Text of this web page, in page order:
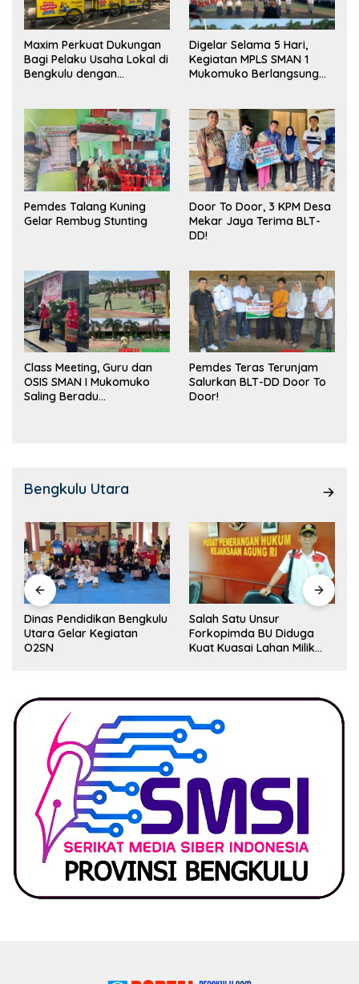
Maxim Perkuat Dukungan
Bagi Pelaku Usaha Lokal di
Bengkulu dengan
Pasar
Digelar Selama 5 Hari,
Kegiatan MPLS SMAN 1
Mukomuko Berlangsung
Pemdes Talang Kuning
Gelar Rembug Stunting
Door To Door, 3 KPM Desa
Mekar Jaya Terima BLT-
DD!
Class Meeting, Guru dan
OSIS SMAN I Mukomuko
Saling Beradu
Pemdes Teras Terunjam
Salurkan BLT-DD Door To
Door!
Bengkulu Utara
Dinas Pendidikan Bengkulu
Utara Gelar Kegiatan
O2SN
Salah Satu Unsur
Forkopimda BU Diduga
Kuat Kuasai Lahan Milik